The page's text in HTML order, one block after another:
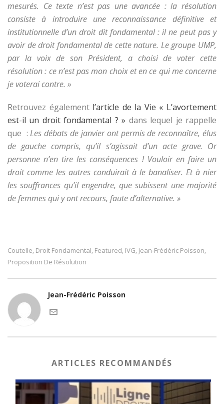
mesurés. Ce texte n’est pas une avancée : la résolution
consiste à introduire une reconnaissance définitive et
institutionnelle d’un droit dit fondamental : il ne peut pas y
avoir de droit fondamental de cette nature. Le groupe UMP,
par la voix de son Président, a choisi de voter cette
résolution : ce n’est pas mon choix et en ce qui me concerne
je voterai contre. »
Retrouvez égalementl’article de la Vie « L’avortement
est-il un droit fondamental ? » dans lequel je rappelle
que :Les débats de janvier ont permis de reconnaître, élus
de gauche compris, qu’il s’agissait d’un acte grave. Or
personne n’en tire les conséquences ! Vouloir en faire un
droit comme les autres conduirait à le banaliser. Et à nier
les souffrances qu’il engendre, que subissent une majorité
de femmes qui y ont recours, faute d’alternative. »
Coutelle, Droit Fondamental, Featured, IVG, Jean-Frédéric Poisson,
Proposition De Résolution
Jean-Frédéric Poisson
ARTICLES RECOMMANDÉS